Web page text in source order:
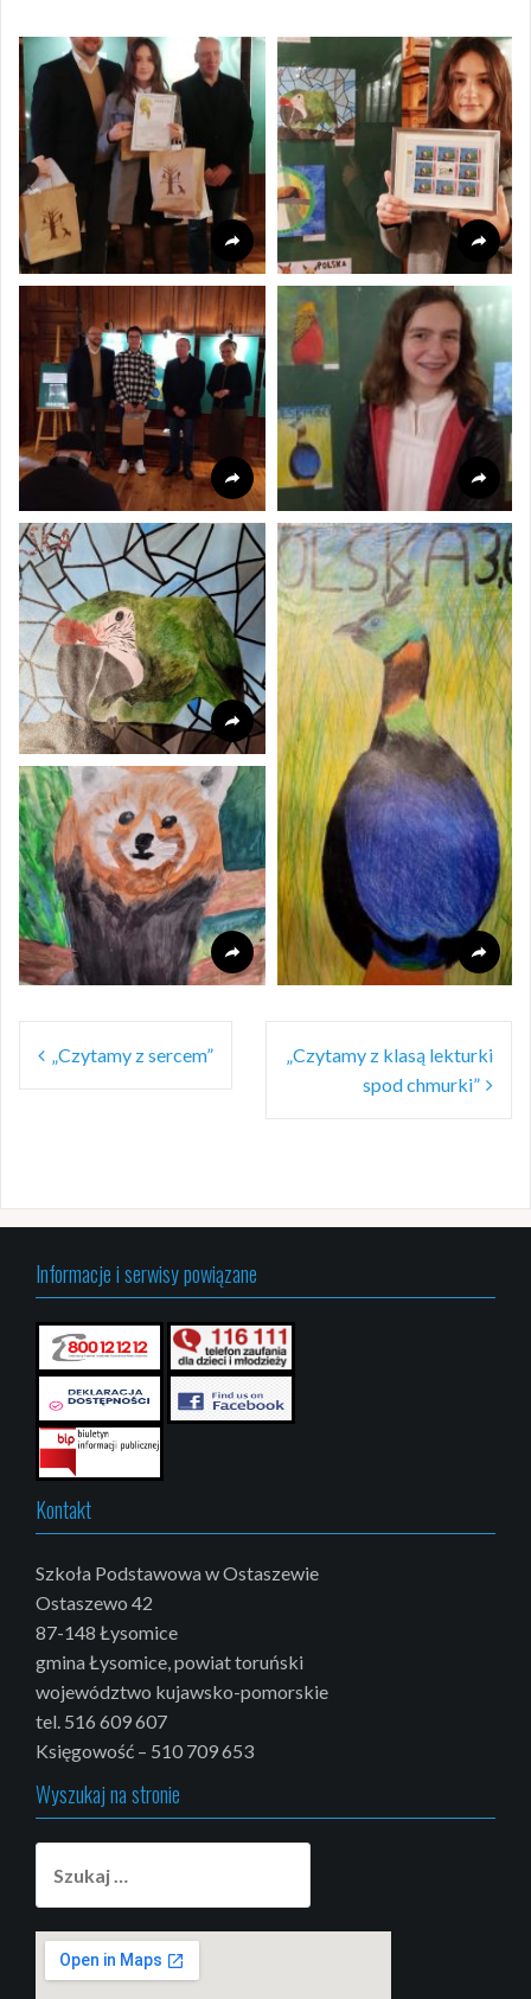
Nawigacja
wpisu
„Czytamy z sercem”
„Czytamy z klasą lekturki
spod chmurki”
Informacje i serwisy powiązane
Kontakt
Szkoła Podstawowa w Ostaszewie
Ostaszewo 42
87-148 Łysomice
gmina Łysomice, powiat toruński
województwo kujawsko-pomorskie
tel. 516 609 607
Księgowość – 510 709 653
Wyszukaj na stronie